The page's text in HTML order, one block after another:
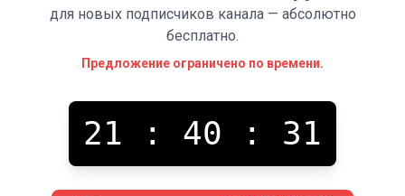
для новых подписчиков канала — абсолютно
бесплатно.
Предложение ограничено по времени.
21 : 40 : 31